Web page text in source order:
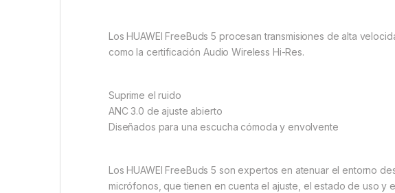
Los HUAWEI FreeBuds 5 procesan transmisiones de alta
como la certificación Audio Wireless Hi-Res.
Suprime el ruido
ANC 3.0 de ajuste abierto
Diseñados para una escucha cómoda y envolvente
Los HUAWEI FreeBuds 5 son expertos en atenuar el entorno
micrófonos, que tienen en cuenta el ajuste, el estado de uso y